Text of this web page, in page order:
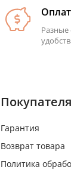
Разные
Гарантия
Возврат товара
Политика